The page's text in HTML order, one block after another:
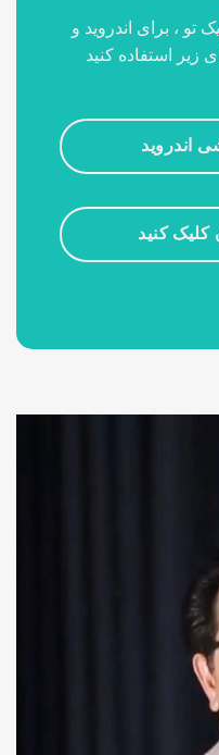
تو ، برای اندروید و
زیر استفاده کنید
اندروید
کنید